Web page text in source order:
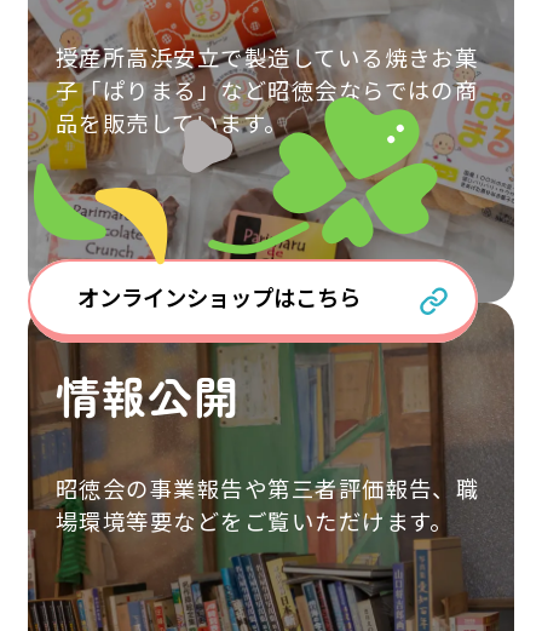
授産所高浜安立で製造している焼きお菓
子「ぱりまる」など昭徳会ならではの商
品を販売しています。
オンラインショップはこちら
情報公開
昭徳会の事業報告や第三者評価報告、職
場環境等要などをご覧いただけます。